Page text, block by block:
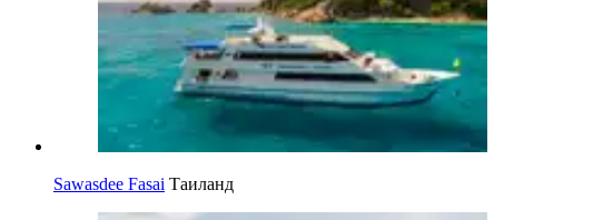
Sawasdee Fasai Таиланд